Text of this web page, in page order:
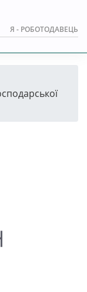
Я - РОБОТОДАВЕЦЬ